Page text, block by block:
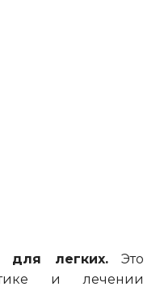
для легких. Это
и лечении